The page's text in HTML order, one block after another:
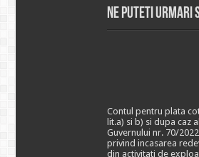
Ne puteti urmari
Contul pentru plata
lit.a) si b) si dupa caz
Guvernului nr. 70/
privind incasarea
din activitati de